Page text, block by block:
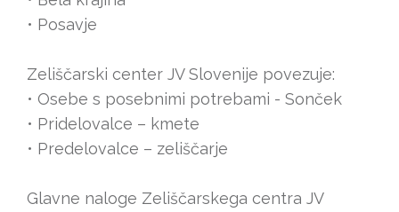
• Posavje
Zeliščarski center JV Slovenije povezuje:
• Osebe s posebnimi potrebami - Sonček
• Pridelovalce – kmete
• Predelovalce – zeliščarje
Glavne naloge Zeliščarskega centra JV